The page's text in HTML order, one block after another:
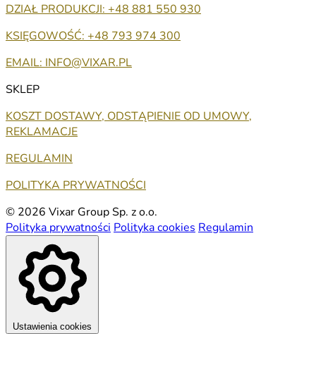
DZIAŁ PRODUKCJI: +48 881 550 930
KSIĘGOWOŚĆ: +48 793 974 300
EMAIL: INFO@VIXAR.PL
SKLEP
KOSZT DOSTAWY, ODSTĄPIENIE OD UMOWY,
REKLAMACJE
REGULAMIN
POLITYKA PRYWATNOŚCI
© 2026 Vixar Group Sp. z o.o.
Polityka prywatności Polityka cookies Regulamin
Ustawienia cookies